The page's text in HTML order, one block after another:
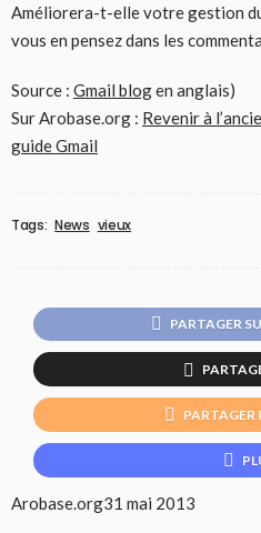
Améliorera-t-elle votre gestion
vous en pensez dans les
Source : Gmail blogen anglais)
Sur Arobase.org : Revenir à
guide Gmail
Tags: News vieux
PARTAGER
PARTAGER
Arobase.org31 mai 2013